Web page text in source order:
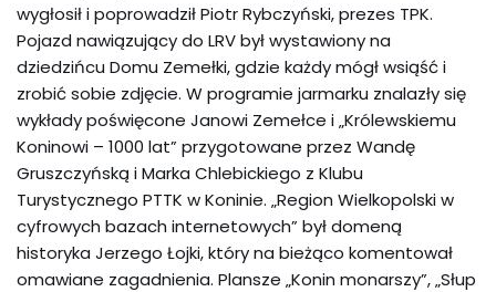
wygłosił i poprowadził Piotr Rybczyński, prezes TPK.
Pojazd nawiązujący do LRV był wystawiony na
dziedzińcu Domu Zemełki, gdzie każdy mógł wsiąść i
zrobić sobie zdjęcie. W programie jarmarku znalazły się
wykłady poświęcone Janowi Zemełce i „Królewskiemu
Koninowi – 1000 lat” przygotowane przez Wandę
Gruszczyńską i Marka Chlebickiego z Klubu
Turystycznego PTTK w Koninie. „Region Wielkopolski w
cyfrowych bazach internetowych” był domeną
historyka Jerzego Łojki, który na bieżąco komentował
omawiane zagadnienia. Plansze „Konin monarszy”, „Słup